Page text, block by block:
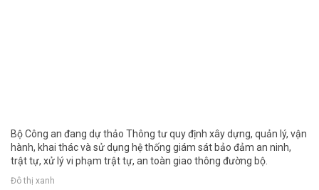
Bộ Công an đang dự thảo Thông tư quy định xây dựng, quản lý, vận
hành, khai thác và sử dụng hệ thống giám sát bảo đảm an ninh,
trật tự, xử lý vi phạm trật tự, an toàn giao thông đường bộ.
Đô thị xanh